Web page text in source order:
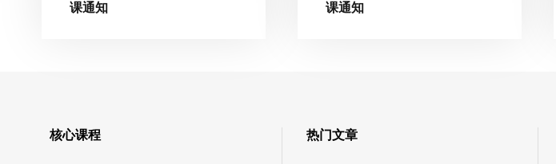
课通知
课通知
核心课程 热门文章